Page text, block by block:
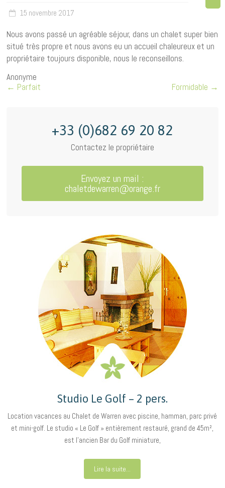
15 novembre 2017
Nous avons passé un agréable séjour, dans un chalet super bien
situé très propre et nous avons eu un accueil chaleureux et un
propriétaire toujours disponible, nous le reconseillons.
Anonyme
← Parfait Formidable →
+33 (0)682 69 20 82
Contactez le propriétaire
Envoyez un mail :
chaletdewarren@orange.fr
Studio Le Golf – 2 pers.
Location vacances au Chalet de Warren avec piscine, hamman, parc privé
et mini-golf. Le studio « Le Golf » entièrement restauré, grand de 45m²,
est l’ancien Bar du Golf miniature,
Lire la suite...